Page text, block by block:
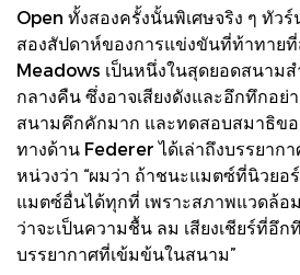
Open ทั้งสองครั้งนั้นพิเศษจริง ๆ ทัว
สองสัปดาห์ของการแข่งขันที่ท้าทาย
Meadows เป็นหนึ่งในสุดยอดสนาม
กลางคืน ซึ่งอาจเสียงดังและอึกทึกอย่
สนามคึกคักมาก และทดสอบสมาธิขอ
ทางด้าน Federer ได้เล่าถึงบรรยาก
หน่วงว่า “ผมว่า ถ้าชนะแมตซ์ที่นิวย
แมตซ์อื่นได้ทุกที่ เพราะสภาพแวดล้อ
ว่าจะเป็นความชื้น ลม เสียงเชียร์ที่อึ
บรรยากาศที่เข้มข้นในสนาม”